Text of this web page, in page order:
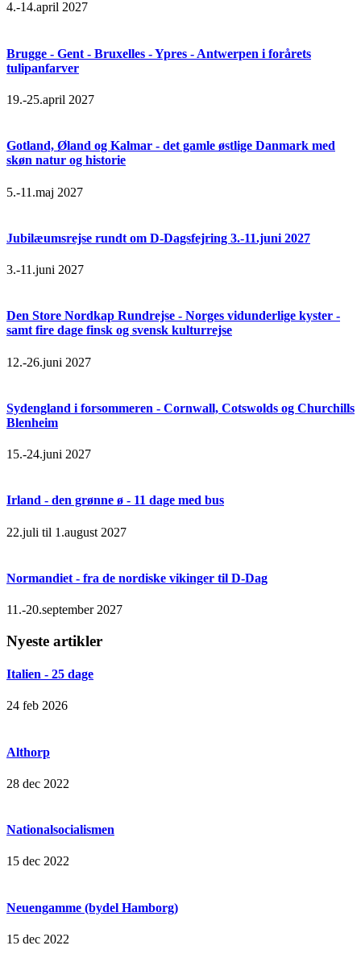
4.-14.april 2027
Brugge - Gent - Bruxelles - Ypres - Antwerpen i forårets
tulipanfarver
19.-25.april 2027
Gotland, Øland og Kalmar - det gamle østlige Danmark med
skøn natur og historie
5.-11.maj 2027
Jubilæumsrejse rundt om D-Dagsfejring 3.-11.juni 2027
3.-11.juni 2027
Den Store Nordkap Rundrejse - Norges vidunderlige kyster -
samt fire dage finsk og svensk kulturrejse
12.-26.juni 2027
Sydengland i forsommeren - Cornwall, Cotswolds og Churchills
Blenheim
15.-24.juni 2027
Irland - den grønne ø - 11 dage med bus
22.juli til 1.august 2027
Normandiet - fra de nordiske vikinger til D-Dag
11.-20.september 2027
Nyeste artikler
Italien - 25 dage
24 feb 2026
Althorp
28 dec 2022
Nationalsocialismen
15 dec 2022
Neuengamme (bydel Hamborg)
15 dec 2022